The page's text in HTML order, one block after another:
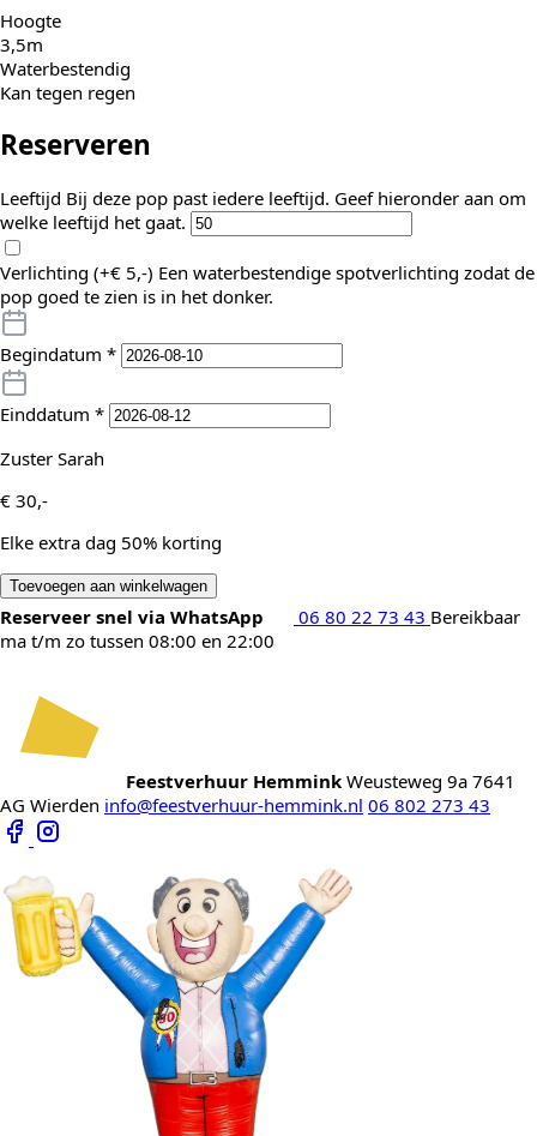
Hoogte
3,5m
Waterbestendig
Kan tegen regen
Reserveren
Leeftijd Bij deze pop past iedere leeftijd. Geef hieronder aan om
welke leeftijd het gaat.
Verlichting (+€ 5,-) Een waterbestendige spotverlichting zodat de
pop goed te zien is in het donker.
Begindatum *
Einddatum *
Zuster Sarah
€ 30,-
Elke extra dag 50% korting
Toevoegen aan winkelwagen
Reserveer snel via WhatsApp 06 80 22 73 43 Bereikbaar
ma t/m zo tussen 08:00 en 22:00
Feestverhuur Hemmink Weusteweg 9a 7641
AG Wierden info@feestverhuur-hemmink.nl 06 802 273 43